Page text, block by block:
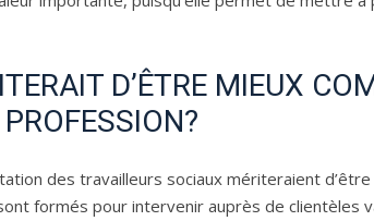
D’ÊTRE MIEUX
des travailleurs sociaux mériteraient
formés pour intervenir auprès de clientèles